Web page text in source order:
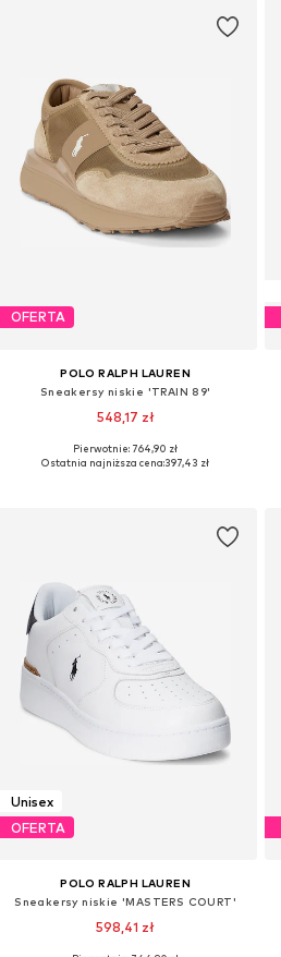
OFERTA
POLO RALPH LAUREN
Sneakersy niskie 'TRAIN 89'
548,17 zł
Dostępne w różnych rozmiarach
Pierwotnie: 764,90 zł
Ostatnia najniższa cena:397,43 zł
Unisex
OFERTA
POLO RALPH LAUREN
Sneakersy niskie 'MASTERS COURT'
598,41 zł